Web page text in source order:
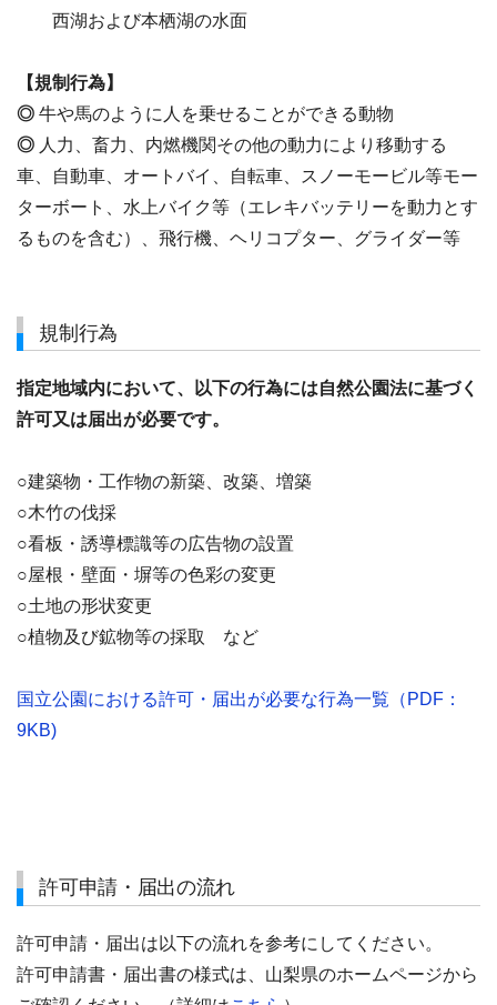
西湖および本栖湖の水面
【規制行為】
◎ 牛や馬のように人を乗せることができる動物
◎ 人力、畜力、内燃機関その他の動力により移動する
車、自動車、オートバイ、自転車、スノーモービル等モー
ターボート、水上バイク等（エレキバッテリーを動力とす
るものを含む）、飛行機、ヘリコプター、グライダー等
規制行為
指定地域内において、以下の行為には自然公園法に基づく
許可又は届出が必要です。
○建築物・工作物の新築、改築、増築
○木竹の伐採
○看板・誘導標識等の広告物の設置
○屋根・壁面・塀等の色彩の変更
○土地の形状変更
○植物及び鉱物等の採取 など
国立公園における許可・届出が必要な行為一覧（PDF：
9KB)
許可申請・届出の流れ
許可申請・届出は以下の流れを参考にしてください。
許可申請書・届出書の様式は、山梨県のホームページから